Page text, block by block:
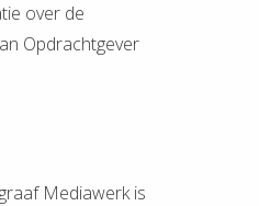
over de
Opdrachtgever
Mediawerk is